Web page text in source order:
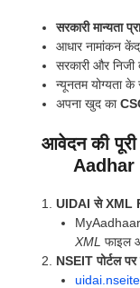
सरकारी मान्यता
आधार नामांकन
सरकारी और
न्यूनतम योग्यता
अपना खुद का
आवेदन की
Aadhar
UIDAI से XML
MyAadhaar
XML फाइल
NSEIT पोर्टल